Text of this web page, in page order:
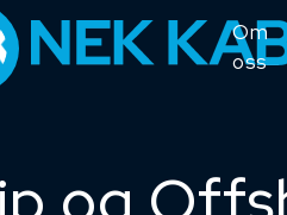
Om
oss